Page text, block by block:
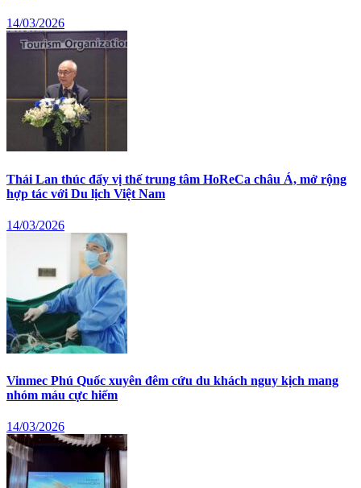
14/03/2026
Thái Lan thúc đẩy vị thế trung tâm HoReCa châu Á, mở rộng
hợp tác với Du lịch Việt Nam
14/03/2026
Vinmec Phú Quốc xuyên đêm cứu du khách nguy kịch mang
nhóm máu cực hiếm
14/03/2026